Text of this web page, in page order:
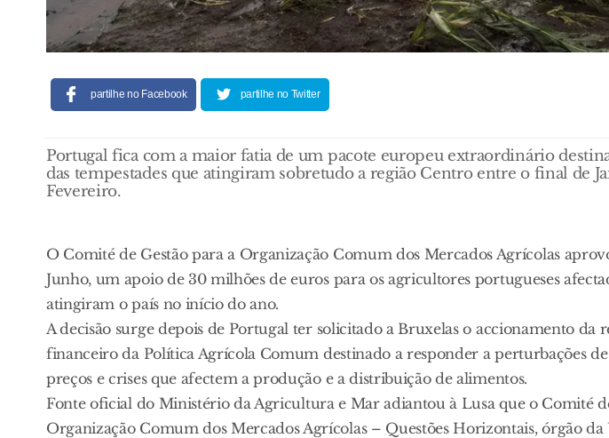
partilhe no Facebook partilhe no Twitter
Portugal fica com a maior fatia de um pacote europeu extraordinário
das tempestades que atingiram sobretudo a região Centro entre o final de
Fevereiro.
O Comité de Gestão para a Organização Comum dos Mercados Agrícolas
Junho, um apoio de 30 milhões de euros para os agricultores portugueses
atingiram o país no início do ano.
A decisão surge depois de Portugal ter solicitado a Bruxelas o accionamento da
financeiro da Política Agrícola Comum destinado a responder a perturbações
preços e crises que afectem a produção e a distribuição de alimentos.
Fonte oficial do Ministério da Agricultura e Mar adiantou à Lusa que o Comité
Organização Comum dos Mercados Agrícolas – Questões Horizontais, órgão